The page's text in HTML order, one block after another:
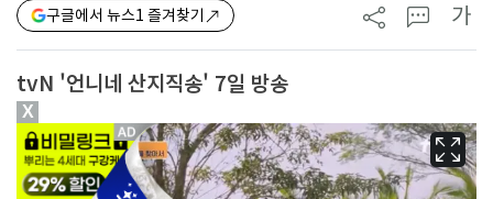
구글에서 뉴스1 즐겨찾기 가
tvN '언니네 산지직송' 7일 방송
X